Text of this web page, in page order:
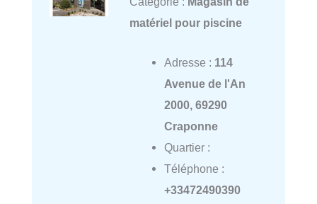
matériel pour piscine
Adresse : 114
Avenue de l'An
2000, 69290
Craponne
Quartier :
Téléphone :
+33472490390